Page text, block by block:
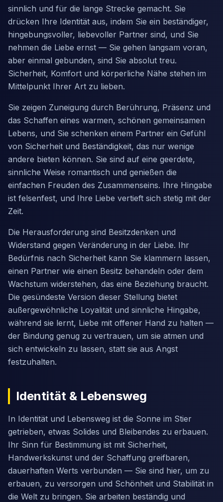
sinnlich und für die lange Strecke gemacht. Sie
drücken Ihre Identität aus, indem Sie ein beständiger,
hingebungsvoller, liebevoller Partner sind, und Sie
nehmen die Liebe ernst — Sie gehen langsam voran,
aber einmal gebunden, sind Sie absolut treu.
Sicherheit, Komfort und körperliche Nähe stehen im
Mittelpunkt Ihrer Art zu lieben.
Sie zeigen Zuneigung durch Berührung, Präsenz und
das Schaffen eines warmen, schönen gemeinsamen
Lebens, und Sie schenken einem Partner ein Gefühl
von Sicherheit und Beständigkeit, das nur wenige
andere bieten können. Sie sind auf eine geerdete,
sinnliche Weise romantisch und genießen die
einfachen Freuden des Zusammenseins. Ihre Hingabe
ist felsenfest, und Ihre Liebe vertieft sich stetig mit der
Zeit.
Die Herausforderung sind Besitzdenken und
Widerstand gegen Veränderung in der Liebe. Ihr
Bedürfnis nach Sicherheit kann Sie klammern lassen,
einen Partner wie einen Besitz behandeln oder dem
Wachstum widerstehen, das eine Beziehung braucht.
Die gesündeste Version dieser Stellung bietet
außergewöhnliche Loyalität und sinnliche Hingabe,
während sie lernt, Liebe mit offener Hand zu halten —
der Bindung genug zu vertrauen, um sie atmen und
sich entwickeln zu lassen, statt sie aus Angst
festzuhalten.
Identität & Lebensweg
In Identität und Lebensweg ist die Sonne im Stier
getrieben, etwas Solides und Bleibendes zu erbauen.
Ihr Sinn für Bestimmung ist mit Sicherheit,
Handwerkskunst und der Schaffung greifbaren,
dauerhaften Werts verbunden — Sie sind hier, um zu
erbauen, zu versorgen und Schönheit und Stabilität in
die Welt zu bringen. Sie arbeiten beständig und